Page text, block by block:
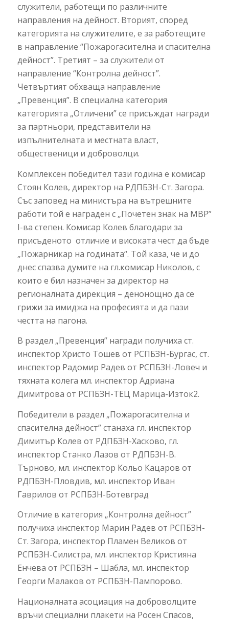
служители, работещи по различните
направления на дейност. Вторият, според
категорията на служителите, е за работещите
в направление “Пожарогасителна и спасителна
дейност”. Третият – за служители от
направление “Контролна дейност”.
Четвъртият обхваща направление
„Превенция”. В специална категория
категорията „Отличени” се присъждат награди
за партньори, представители на
изпълнителната и местната власт,
общественици и доброволци.
Комплексен победител тази година е комисар
Стоян Колев, директор на РДПБЗН-Ст. Загора.
Със заповед на министъра на вътрешните
работи той е награден с „Почетен знак на МВР”
I-ва степен. Комисар Колев благодари за
присъденото отличие и високата чест да бъде
„Пожарникар на годината“. Той каза, че и до
днес спазва думите на гл.комисар Николов, с
които е бил назначен за директор на
регионалната дирекция – денонощно да се
грижи за имиджа на професията и да пази
честта на пагона.
В раздел „Превенция” награди получиха ст.
инспектор Христо Тошев от РСПБЗН-Бургас, ст.
инспектор Радомир Радев от РСПБЗН-Ловеч и
тяхната колега мл. инспектор Адриана
Димитрова от РСПБЗН-ТЕЦ Марица-Изток2.
Победители в раздел „Пожарогасителна и
спасителна дейност” станаха гл. инспектор
Димитър Колев от РДПБЗН-Хасково, гл.
инспектор Станко Лазов от РДПБЗН-В.
Търново, мл. инспектор Кольо Кацаров от
РДПБЗН-Пловдив, мл. инспектор Иван
Гаврилов от РСПБЗН-Ботевград
Отличие в категория „Контролна дейност”
получиха инспектор Марин Радев от РСПБЗН-
Ст. Загора, инспектор Пламен Великов от
РСПБЗН-Силистра, мл. инспектор Кристияна
Енчева от РСПБЗН – Шабла, мл. инспектор
Георги Малаков от РСПБЗН-Пампорово.
Националната асоциация на доброволците
връчи специални плакети на Росен Спасов,